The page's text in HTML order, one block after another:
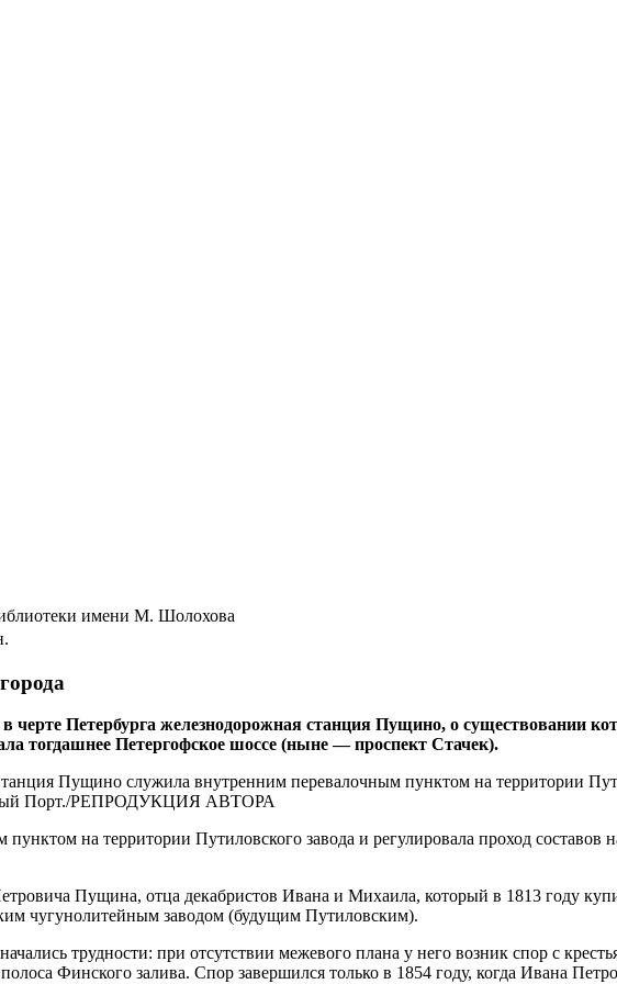
имени М. Шолохова
Петербурга железнодорожная станция Пущино, о существовании
тогдашнее Петергофское шоссе (ныне — проспект Стачек).
на территории Путиловского завода и регулировала проход
Пущина, отца декабристов Ивана и Михаила, который в 1813 году
чугунолитейным заводом (будущим Путиловским).
трудности: при отсутствии межевого плана у него возник спор с
Финского залива. Спор завершился только в 1854 году, когда Ивана